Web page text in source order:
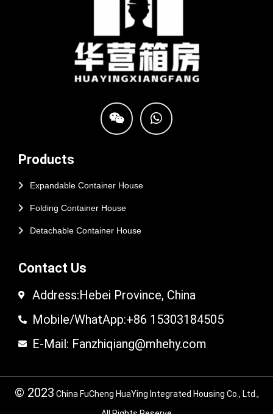
Products
Expandable Container House
Folding Container House
Detachable Container House
Contact Us
Address:Hebei Province, China
Mobile/WhatApp:+86 15303184505
E-Mail: Fanzhiqiang@mhehy.com
© 2023 China FuCheng HuaYing Integrated Housing Co., Ltd.,